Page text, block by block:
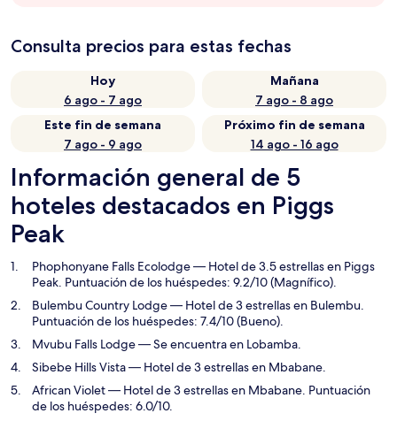
Consulta precios para estas fechas
Hoy
6 ago - 7 ago
Mañana
7 ago - 8 ago
Este fin de semana
7 ago - 9 ago
Próximo fin de semana
14 ago - 16 ago
Información general de 5
hoteles destacados en Piggs
Peak
Phophonyane Falls Ecolodge— Hotel de 3.5 estrellas en Piggs
Peak. Puntuación de los huéspedes: 9.2/10 (Magnífico).
Bulembu Country Lodge— Hotel de 3 estrellas en Bulembu.
Puntuación de los huéspedes: 7.4/10 (Bueno).
Mvubu Falls Lodge— Se encuentra en Lobamba.
Sibebe Hills Vista— Hotel de 3 estrellas en Mbabane.
African Violet— Hotel de 3 estrellas en Mbabane. Puntuación
de los huéspedes: 6.0/10.